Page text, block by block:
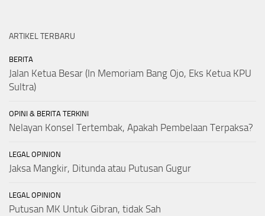
ARTIKEL TERBARU
BERITA
Jalan Ketua Besar (In Memoriam Bang Ojo, Eks Ketua KPU
Sultra)
OPINI & BERITA TERKINI
Nelayan Konsel Tertembak, Apakah Pembelaan Terpaksa?
LEGAL OPINION
Jaksa Mangkir, Ditunda atau Putusan Gugur
LEGAL OPINION
Putusan MK Untuk Gibran, tidak Sah